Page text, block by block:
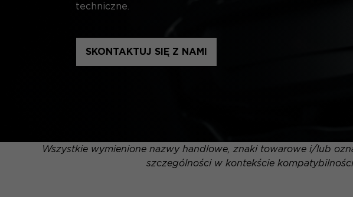
techniczne.
SKONTAKTUJ SIĘ Z NAMI
Wszystkie wymienione nazwy handlowe, znaki towarowe i/lub
szczególności w kontekście